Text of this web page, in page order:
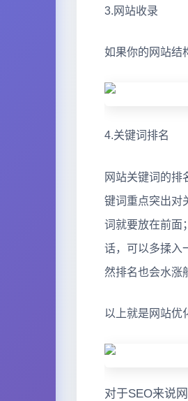
3.网站收录
如果你的网站结
4.关键词排名
网站关键词的排
键词重点突出对
词就要放在前面
话，可以多揉入
然排名也会水涨
以上就是网站优
对于SEO来说